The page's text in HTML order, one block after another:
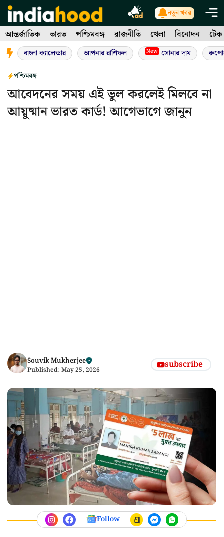
Skip
to
content
নতুন খবর
আন্তর্জাতিক ভারত পশ্চিমবঙ্গ রাজনীতি খেলা বিনোদন টেক
বাংলা ক্যালেন্ডার আপনার রাশিফল New সোনার দাম
পশ্চিমবঙ্গ
আবেদনের সময় এই ভুল করলেই মিলবে না
আয়ুষ্মান ভারত কার্ড! আগেভাগে জানুন
Souvik Mukherjee
Published: May 25, 2026 subscribe
Follow